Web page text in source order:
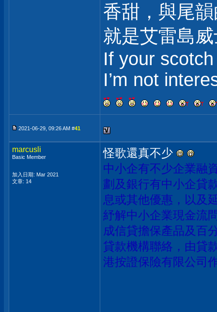
香甜，與尾
就是艾雷島
If your
I’m not
2021-06-29, 09:26 AM #41
marcusli
Basic Member
加入日期: Mar 2021
文章: 14
怪歌還真不少
中小企有不少企業融
劃 及銀行有中小企貸
息或其他優惠，以及
紓解中小企業現金流
成信貸擔保產品及百
貸款機構聯絡，由貸
港按證保險有限公司